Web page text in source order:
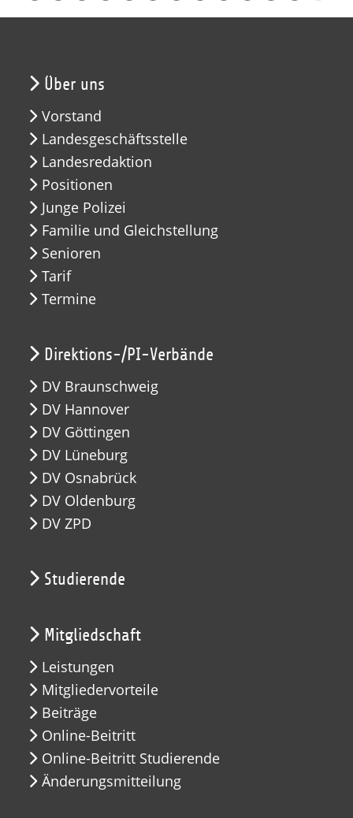
Über uns
Vorstand
Landesgeschäftsstelle
Landesredaktion
Positionen
Junge Polizei
Familie und Gleichstellung
Senioren
Tarif
Termine
Direktions-/PI-Verbände
DV Braunschweig
DV Hannover
DV Göttingen
DV Lüneburg
DV Osnabrück
DV Oldenburg
DV ZPD
Studierende
Mitgliedschaft
Leistungen
Mitgliedervorteile
Beiträge
Online-Beitritt
Online-Beitritt Studierende
Änderungsmitteilung